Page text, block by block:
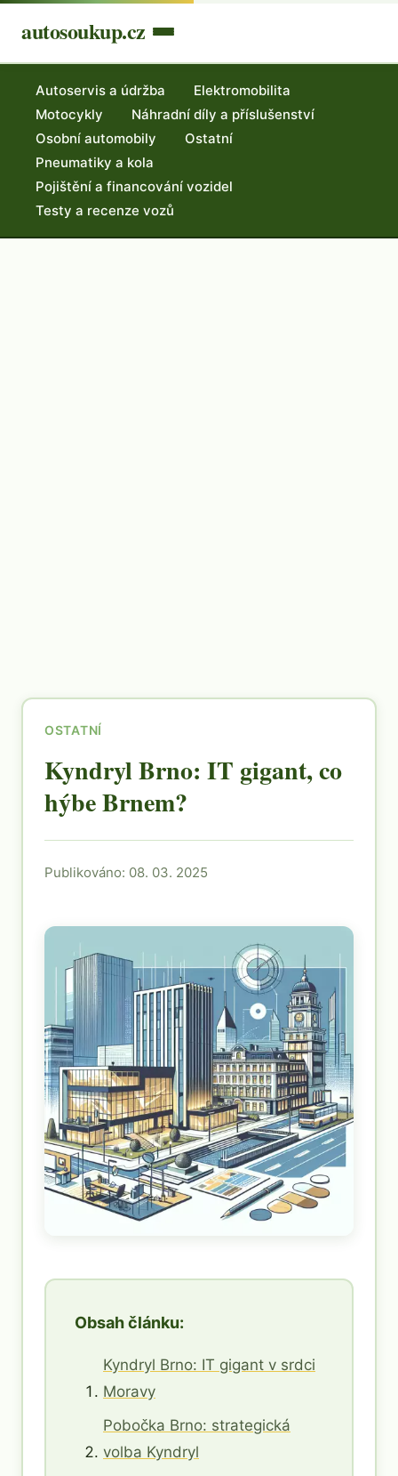
autosoukup.cz
Autoservis a údržba
Elektromobilita
Motocykly
Náhradní díly a příslušenství
Osobní automobily
Ostatní
Pneumatiky a kola
Pojištění a financování vozidel
Testy a recenze vozů
OSTATNÍ
Kyndryl Brno: IT gigant, co
hýbe Brnem?
Publikováno: 08. 03. 2025
Obsah článku:
Kyndryl Brno: IT gigant v srdci
Moravy
Pobočka Brno: strategická
volba Kyndryl